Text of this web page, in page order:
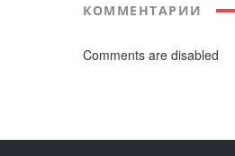
КОММЕНТАРИИ
Comments are disabled